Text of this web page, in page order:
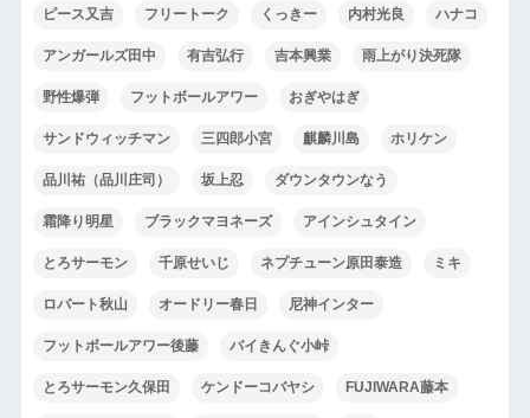
ピース又吉 フリートーク くっきー 内村光良 ハナコ
アンガールズ田中 有吉弘行 吉本興業 雨上がり決死隊
野性爆弾 フットボールアワー おぎやはぎ
サンドウィッチマン 三四郎小宮 麒麟川島 ホリケン
品川祐（品川庄司） 坂上忍 ダウンタウンなう
霜降り明星 ブラックマヨネーズ アインシュタイン
とろサーモン 千原せいじ ネプチューン原田泰造 ミキ
ロバート秋山 オードリー春日 尼神インター
フットボールアワー後藤 バイきんぐ小峠
とろサーモン久保田 ケンドーコバヤシ FUJIWARA藤本